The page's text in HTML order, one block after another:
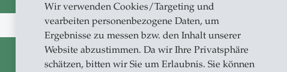
Wir verwenden Cookies/Targeting und
vearbeiten personenbezogene Daten, um
Ergebnisse zu messen bzw. den Inhalt unserer
Website abzustimmen. Da wir Ihre Privatsphäre
schätzen, bitten wir Sie um Erlaubnis. Sie können